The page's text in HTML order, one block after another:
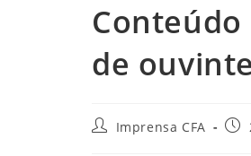
Conteúdo
de
AutorImprensa CFA
Post